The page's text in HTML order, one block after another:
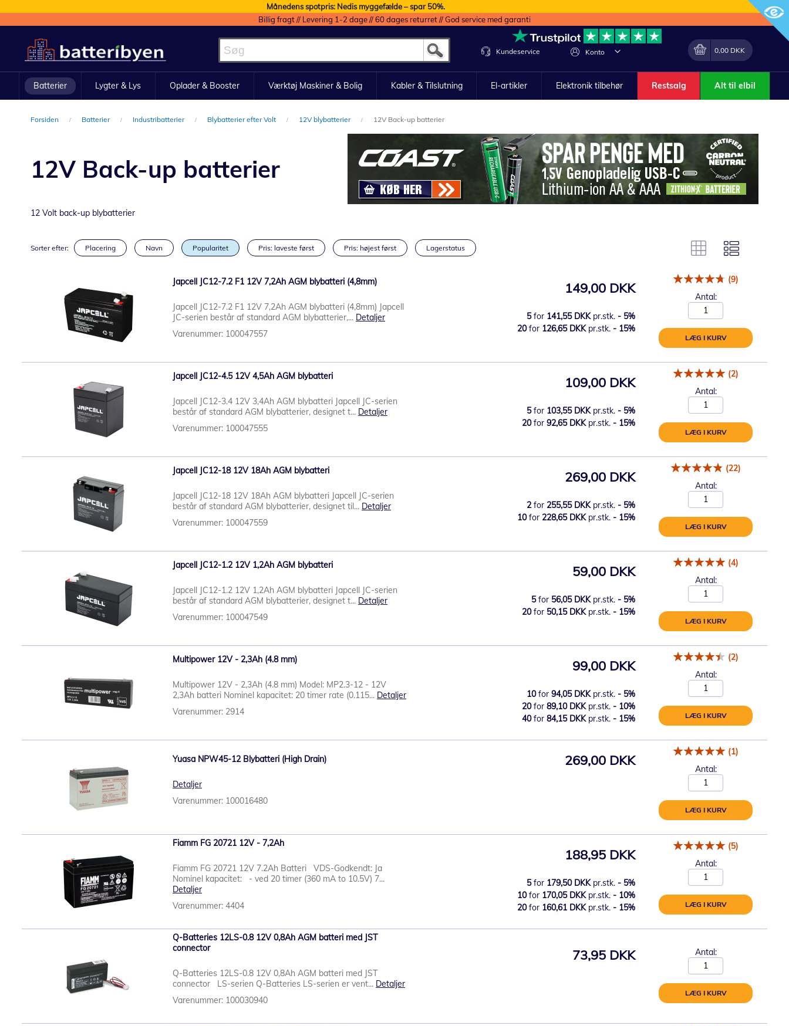
Månedens spotpris: Nedis myggefælde – spar 50%.
Billig fragt // Levering 1-2 dage // 60 dages returret // God service med garanti
to
Content
Konto
Lave
Min indkøbskurv
0,00 DKK
Kundeservice
Batterier Lygter & Lys Oplader & Booster Værktøj Maskiner & Bolig Kabler & Tilslutning El-artikler Elektronik tilbehør Restsalg Alt til elbil
Forsiden Batterier Industribatterier Blybatterier efter Volt 12V blybatterier 12V Back-up batterier
12V Back-up batterier
12 Volt back-up blybatterier
Sorter efter: Placering Navn Popularitet Pris: laveste først Pris: højest først Lagerstatus
Japcell JC12-7.2 F1 12V 7,2Ah AGM blybatteri (4,8mm)
Japcell JC12-7.2 F1 12V 7,2Ah AGM blybatteri (4,8mm) Japcell
JC-serien består af standard AGM blybatterier,... Detaljer
Varenummer: 100047557
149,00 DKK
5for 141,55 DKK pr.stk. - 5%
20for 126,65 DKK pr.stk. - 15%
(9)
Antal:
LÆG I KURV
Japcell JC12-4.5 12V 4,5Ah AGM blybatteri
Japcell JC12-3.4 12V 3,4Ah AGM blybatteri Japcell JC-serien
består af standard AGM blybatterier, designet t... Detaljer
Varenummer: 100047555
109,00 DKK
5for 103,55 DKK pr.stk. - 5%
20for 92,65 DKK pr.stk. - 15%
(2)
Antal:
LÆG I KURV
Japcell JC12-18 12V 18Ah AGM blybatteri
Japcell JC12-18 12V 18Ah AGM blybatteri Japcell JC-serien
består af standard AGM blybatterier, designet til... Detaljer
Varenummer: 100047559
269,00 DKK
2 for 255,55 DKK pr.stk. - 5%
10for 228,65 DKK pr.stk. - 15%
(22)
Antal:
LÆG I KURV
Japcell JC12-1.2 12V 1,2Ah AGM blybatteri
Japcell JC12-1.2 12V 1,2Ah AGM blybatteri Japcell JC-serien
består af standard AGM blybatterier, designet t... Detaljer
Varenummer: 100047549
59,00 DKK
5for 56,05 DKK pr.stk. - 5%
20for 50,15 DKK pr.stk. - 15%
(4)
Antal:
LÆG I KURV
Multipower 12V - 2,3Ah (4.8 mm)
Multipower 12V - 2,3Ah (4.8 mm) Model: MP2.3-12 - 12V
2,3Ah batteri Nominel kapacitet: 20 timer rate (0.115... Detaljer
Varenummer: 2914
99,00 DKK
10for 94,05 DKK pr.stk. - 5%
20for 89,10 DKK pr.stk. - 10%
40for 84,15 DKK pr.stk. - 15%
(2)
Antal:
LÆG I KURV
Yuasa NPW45-12 Blybatteri (High Drain)
Detaljer
Varenummer: 100016480
269,00 DKK
(1)
Antal:
LÆG I KURV
Fiamm FG 20721 12V - 7,2Ah
Fiamm FG 20721 12V 7.2Ah Batteri VDS-Godkendt: Ja
Nominel kapacitet: - ved 20 timer (360 mA to 10.5V) 7...
Detaljer
Varenummer: 4404
188,95 DKK
5for 179,50 DKK pr.stk. - 5%
10for 170,05 DKK pr.stk. - 10%
20for 160,61 DKK pr.stk. - 15%
(5)
Antal:
LÆG I KURV
Q-Batteries 12LS-0.8 12V 0,8Ah AGM batteri med JST
connector
Q-Batteries 12LS-0.8 12V 0,8Ah AGM batteri med JST
connector LS-serien Q-Batteries LS-serien er vent... Detaljer
Varenummer: 100030940
73,95 DKK Antal:
LÆG I KURV